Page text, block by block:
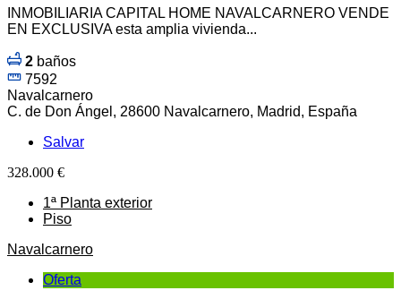
INMOBILIARIA CAPITAL HOME NAVALCARNERO VENDE
EN EXCLUSIVA esta amplia vivienda...
2 baños
7592
Navalcarnero
C. de Don Ángel, 28600 Navalcarnero, Madrid, España
Salvar
328.000 €
1ª Planta exterior
Piso
Navalcarnero
Oferta